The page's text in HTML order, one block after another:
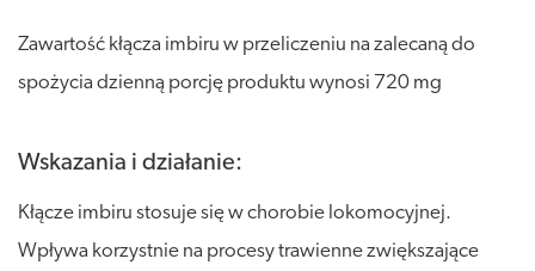
Zawartość kłącza imbiru w przeliczeniu na zalecaną do
spożycia dzienną porcję produktu wynosi 720 mg
Wskazania i działanie:
Kłącze imbiru stosuje się w chorobie lokomocyjnej.
Wpływa korzystnie na procesy trawienne zwiększające